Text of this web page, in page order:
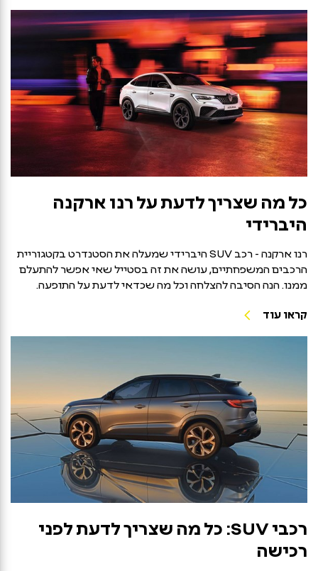
כל מה שצריך לדעת על רנו ארקנה
היברידי
רנו ארקנה - רכב SUV היברידי שמעלה את הסטנדרט בקטגוריית
הרכבים המשפחתיים, עושה את זה בסטייל שאי אפשר להתעלם
ממנו. הנה הסיבה להצלחה וכל מה שכדאי לדעת על התופעה.
קראו עוד
רכבי SUV: כל מה שצריך לדעת לפני
רכישה